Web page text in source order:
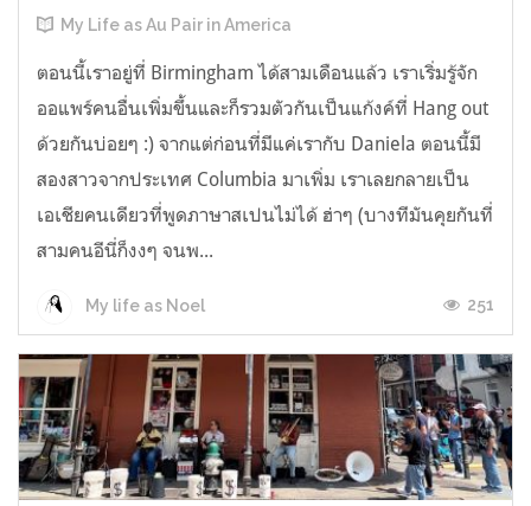
My Life as Au Pair in America
ตอนนี้เราอยู่ที่ Birmingham ได้สามเดือนแล้ว เราเริ่มรู้จัก
ออแพร์คนอื่นเพิ่มขึ้นและก็รวมตัวกันเป็นแก้งค์ที่ Hang out
ด้วยกันบ่อยๆ :) จากแต่ก่อนที่มีแค่เรากับ Daniela ตอนนี้มี
สองสาวจากประเทศ Columbia มาเพิ่ม เราเลยกลายเป็น
เอเชียคนเดียวที่พูดภาษาสเปนไม่ได้ ฮ่าๆ (บางทีมันคุยกันที่
สามคนอีนี่ก็งงๆ จนพ...
My life as Noel 251